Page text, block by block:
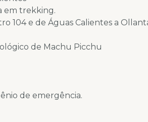
em trekking.
104 e de Águas Calientes a
de Machu Picchu
de emergência.